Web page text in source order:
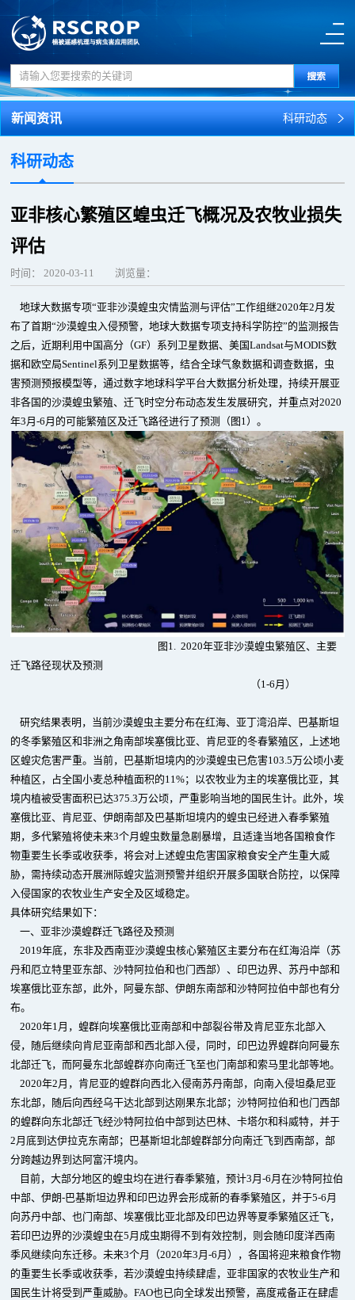
新闻资讯 科研动态
科研动态
亚非核心繁殖区蝗虫迁飞概况及农牧业损失
评估
时间： 2020-03-11 浏览量：
地球大数据专项“亚非沙漠蝗虫灾情监测与评估”工作组继2020年2月发
布了首期“沙漠蝗虫入侵预警，地球大数据专项支持科学防控”的监测报告
之后，近期利用中国高分（GF）系列卫星数据、美国Landsat与MODIS数
据和欧空局Sentinel系列卫星数据等，结合全球气象数据和调查数据，虫
害预测预报模型等，通过数字地球科学平台大数据分析处理，持续开展亚
非各国的沙漠蝗虫繁殖、迁飞时空分布动态发生发展研究，并重点对2020
年3月-6月的可能繁殖区及迁飞路径进行了预测（图1）。
图1. 2020年亚非沙漠蝗虫繁殖区、主要
迁飞路径现状及预测
（1-6月）
研究结果表明，当前沙漠蝗虫主要分布在红海、亚丁湾沿岸、巴基斯坦
的冬季繁殖区和非洲之角南部埃塞俄比亚、肯尼亚的冬春繁殖区，上述地
区蝗灾危害严重。当前，巴基斯坦境内的沙漠蝗虫已危害103.5万公顷小麦
种植区，占全国小麦总种植面积的11%；以农牧业为主的埃塞俄比亚，其
境内植被受害面积已达375.3万公顷，严重影响当地的国民生计。此外，埃
塞俄比亚、肯尼亚、伊朗南部及巴基斯坦境内的蝗虫已经进入春季繁殖
期，多代繁殖将使未来3个月蝗虫数量急剧暴增，且适逢当地各国粮食作
物重要生长季或收获季，将会对上述蝗虫危害国家粮食安全产生重大威
胁，需持续动态开展洲际蝗灾监测预警并组织开展多国联合防控，以保障
入侵国家的农牧业生产安全及区域稳定。
具体研究结果如下：
一、亚非沙漠蝗群迁飞路径及预测
2019年底，东非及西南亚沙漠蝗虫核心繁殖区主要分布在红海沿岸（苏
丹和厄立特里亚东部、沙特阿拉伯和也门西部）、印巴边界、苏丹中部和
埃塞俄比亚东部，此外，阿曼东部、伊朗东南部和沙特阿拉伯中部也有分
布。
2020年1月，蝗群向埃塞俄比亚南部和中部裂谷带及肯尼亚东北部入
侵，随后继续向肯尼亚南部和西北部入侵，同时，印巴边界蝗群向阿曼东
北部迁飞，而阿曼东北部蝗群亦向南迁飞至也门南部和索马里北部等地。
2020年2月，肯尼亚的蝗群向西北入侵南苏丹南部，向南入侵坦桑尼亚
东北部，随后向西经乌干达北部到达刚果东北部；沙特阿拉伯和也门西部
的蝗群向东北部迁飞经沙特阿拉伯中部到达巴林、卡塔尔和科威特，并于
2月底到达伊拉克东南部；巴基斯坦北部蝗群部分向南迁飞到西南部，部
分跨越边界到达阿富汗境内。
目前，大部分地区的蝗虫均在进行春季繁殖，预计3月-6月在沙特阿拉伯
中部、伊朗-巴基斯坦边界和印巴边界会形成新的春季繁殖区，并于5-6月
向苏丹中部、也门南部、埃塞俄比亚北部及印巴边界等夏季繁殖区迁飞，
若印巴边界的沙漠蝗虫在5月成虫期得不到有效控制，则会随印度洋西南
季风继续向东迁移。未来3个月（2020年3月-6月），各国将迎来粮食作物
的重要生长季或收获季，若沙漠蝗虫持续肆虐，亚非国家的农牧业生产和
国民生计将受到严重威胁。FAO也已向全球发出预警，高度戒备正在肆虐